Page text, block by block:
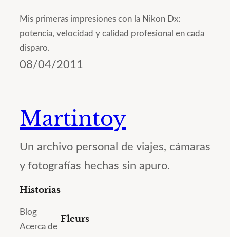
Mis primeras impresiones con la Nikon Dx:
potencia, velocidad y calidad profesional en cada
disparo.
08/04/2011
Martintoy
Un archivo personal de viajes, cámaras
y fotografías hechas sin apuro.
Historias
Blog
Acerca de
Fleurs